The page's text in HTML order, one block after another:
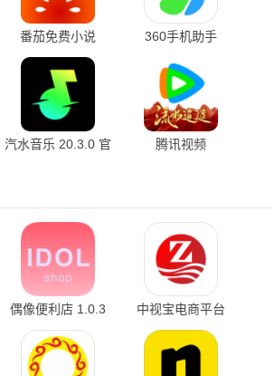
番茄免费小说
7.3.1.32 安卓版
360手机助手
汽水音乐 20.3.0 官
腾讯视频
偶像便利店 1.0.3
安卓版
中视宝电商平台
1.0.3 手机版